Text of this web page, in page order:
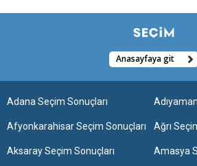
Anasayfaya git
Adana Seçim Sonuçları
Afyonkarahisar Seçim Sonuçları Ağrı
Aksaray Seçim Sonuçları Amasya